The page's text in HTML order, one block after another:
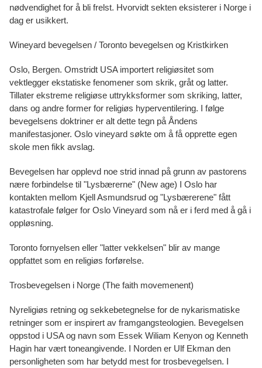
nødvendighet for å bli frelst. Hvorvidt sekten eksisterer i Norge i
dag er usikkert.
Wineyard bevegelsen / Toronto bevegelsen og Kristkirken
Oslo, Bergen. Omstridt USA importert religiøsitet som
vektlegger ekstatiske fenomener som skrik, gråt og latter.
Tillater ekstreme religiøse uttrykksformer som skriking, latter,
dans og andre former for religiøs hyperventilering. I følge
bevegelsens doktriner er alt dette tegn på Åndens
manifestasjoner. Oslo vineyard søkte om å få opprette egen
skole men fikk avslag.
Bevegelsen har opplevd noe strid innad på grunn av pastorens
nære forbindelse til "Lysbærerne" (New age) I Oslo har
kontakten mellom Kjell Asmundsrud og "Lysbærerene" fått
katastrofale følger for Oslo Vineyard som nå er i ferd med å gå i
oppløsning.
Toronto fornyelsen eller "latter vekkelsen" blir av mange
oppfattet som en religiøs forførelse.
Trosbevegelsen i Norge (The faith movemenent)
Nyreligiøs retning og sekkebetegnelse for de nykarismatiske
retninger som er inspirert av framgangsteologien. Bevegelsen
oppstod i USA og navn som Essek Wiliam Kenyon og Kenneth
Hagin har vært toneangivende. I Norden er Ulf Ekman den
personligheten som har betydd mest for trosbevegelsen. I